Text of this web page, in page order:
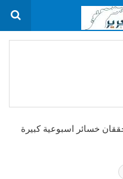
خسائر اسبوعية كبيرة